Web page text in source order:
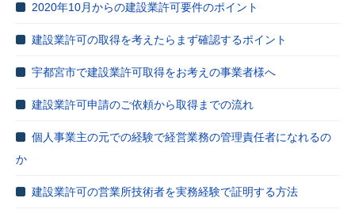
2020年10月からの建設業許可要件のポイント
建設業許可の取得を考えたらまず確認するポイント
宇都宮市で建設業許可取得をお考えの事業者様へ
建設業許可申請のご依頼から取得までの流れ
個人事業主の元での経験で経営業務の管理責任者になれるの
か
建設業許可の営業所技術者を実務経験で証明する方法